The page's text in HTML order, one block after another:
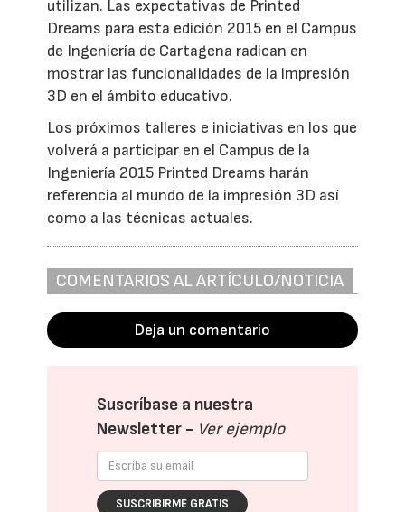
utilizan. Las expectativas de Printed
Dreams para esta edición 2015 en el Campus
de Ingeniería de Cartagena radican en
mostrar las funcionalidades de la impresión
3D en el ámbito educativo.
Los próximos talleres e iniciativas en los que
volverá a participar en el Campus de la
Ingeniería 2015 Printed Dreams harán
referencia al mundo de la impresión 3D así
como a las técnicas actuales.
COMENTARIOS AL ARTÍCULO/NOTICIA
Deja un comentario
Suscríbase a nuestra
Newsletter - Ver ejemplo
SUSCRIBIRME GRATIS